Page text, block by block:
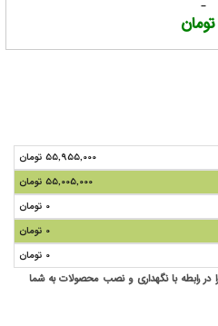
55,955,000 تومان
55,005,000 تومان
0 تومان
0 تومان
0 تومان
در رابطه با نگهداری و نصب محصولات به شما